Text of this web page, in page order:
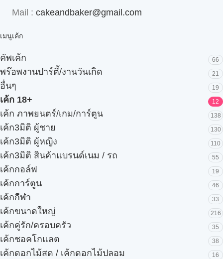
Mail : cakeandbaker@gmail.com
เมนูเค้ก
คัพเค้ก 66
พร๊อพงานปาร์ตี้/งานวันเกิด 21
อื่นๆ 19
เค้ก 18+ 12
เค้ก ภาพยนตร์/เกม/การ์ตูน 138
เค้ก3มิติ ผู้ชาย 130
เค้ก3มิติ ผู้หญิง 110
เค้ก3มิติ สินค้าแบรนด์เนม / รถ 55
เค้กกอล์ฟ 19
เค้กการ์ตูน 46
เค้กกีฬา 33
เค้กขนาดใหญ่ 216
เค้กคู่รัก/ครอบครัว 35
เค้กชอคโกแลต 38
เค้กดอกไม้สด / เค้กดอกไม้ปลอม 16